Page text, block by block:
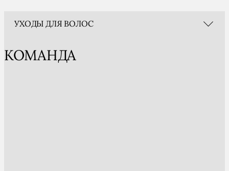
УХОДЫ ДЛЯ ВОЛОС
КОМАНДА